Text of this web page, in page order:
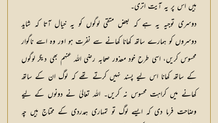
ہیں اس پر یہ آیت اتری۔
دوسری توجیہ یہ ہے کہ بعض متقی لوگوں کو یہ خیال آتا کہ شاید
دوسروں کو ہمارے ساتھ کھانا کھانے سے نفرت ہو اور وہ اسے ناگوار
محسوس کریں، اسی طرح خود معذور صحابہ رضی اللہ عنہم بھی دیگر لوگوں
کے ساتھ کھانا اس لیے پسند نہیں کرتے تھے کہ لوگ ان کے ساتھ
کھانے میں کراہت محسوس نہ کریں۔ اللہ تعالیٰ نے دونوں کے لیے
وضاحت فرما دی کہ ایسے لوگ تو تمہاری ہمدردی کے محتاج ہیں چہ